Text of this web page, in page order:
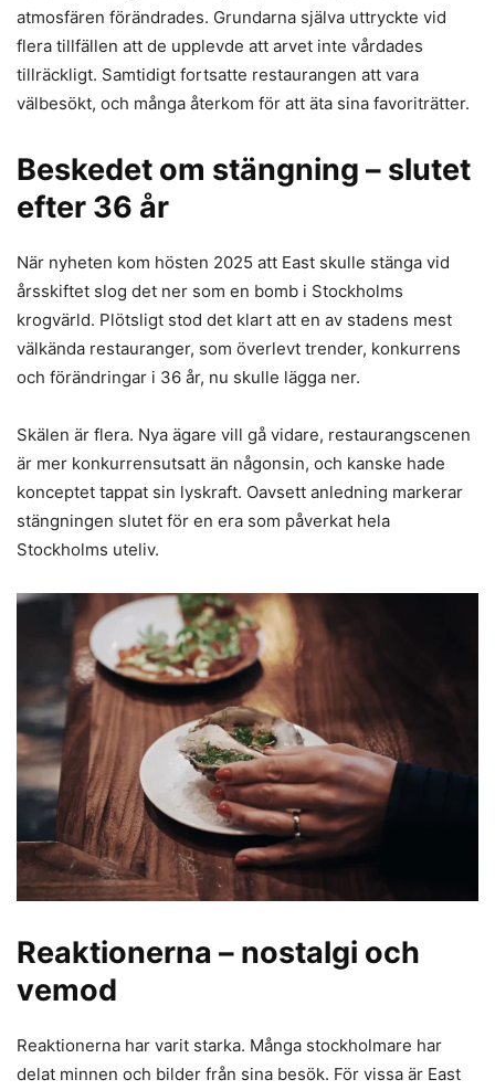
atmosfären förändrades. Grundarna själva uttryckte vid
flera tillfällen att de upplevde att arvet inte vårdades
tillräckligt. Samtidigt fortsatte restaurangen att vara
välbesökt, och många återkom för att äta sina favoriträtter.
Beskedet om stängning – slutet
efter 36 år
När nyheten kom hösten 2025 att East skulle stänga vid
årsskiftet slog det ner som en bomb i Stockholms
krogvärld. Plötsligt stod det klart att en av stadens mest
välkända restauranger, som överlevt trender, konkurrens
och förändringar i 36 år, nu skulle lägga ner.
Skälen är flera. Nya ägare vill gå vidare, restaurangscenen
är mer konkurrensutsatt än någonsin, och kanske hade
konceptet tappat sin lyskraft. Oavsett anledning markerar
stängningen slutet för en era som påverkat hela
Stockholms uteliv.
Reaktionerna – nostalgi och
vemod
Reaktionerna har varit starka. Många stockholmare har
delat minnen och bilder från sina besök. För vissa är East